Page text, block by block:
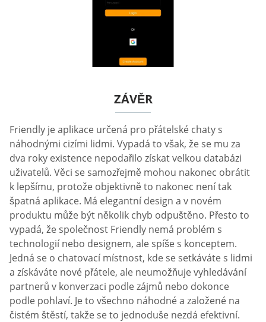
ZÁVĚR
Friendly je aplikace určená pro přátelské chaty s
náhodnými cizími lidmi. Vypadá to však, že se mu za
dva roky existence nepodařilo získat velkou databázi
uživatelů. Věci se samozřejmě mohou nakonec obrátit
k lepšímu, protože objektivně to nakonec není tak
špatná aplikace. Má elegantní design a v novém
produktu může být několik chyb odpuštěno. Přesto to
vypadá, že společnost Friendly nemá problém s
technologií nebo designem, ale spíše s konceptem.
Jedná se o chatovací místnost, kde se setkáváte s lidmi
a získáváte nové přátele, ale neumožňuje vyhledávání
partnerů v konverzaci podle zájmů nebo dokonce
podle pohlaví. Je to všechno náhodné a založené na
čistém štěstí, takže se to jednoduše nezdá efektivní.